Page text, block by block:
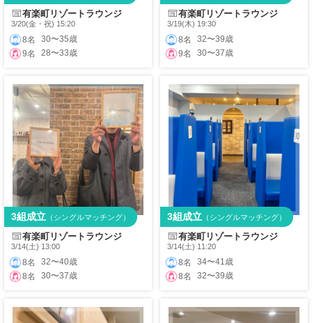
有楽町リゾートラウンジ
3/20(金・祝) 15:20
8名
30〜35歳
9名
28〜33歳
有楽町リゾートラウンジ
3/19(木) 19:30
8名
32〜39歳
9名
30〜37歳
有楽町リゾートラウンジ
3/14(土) 13:00
8名
32〜40歳
8名
30〜37歳
3組成立 （シングルマッチング）
有楽町リゾートラウンジ
3/14(土) 11:20
8名
34〜41歳
8名
32〜39歳
3組成立 （シングルマッチング）